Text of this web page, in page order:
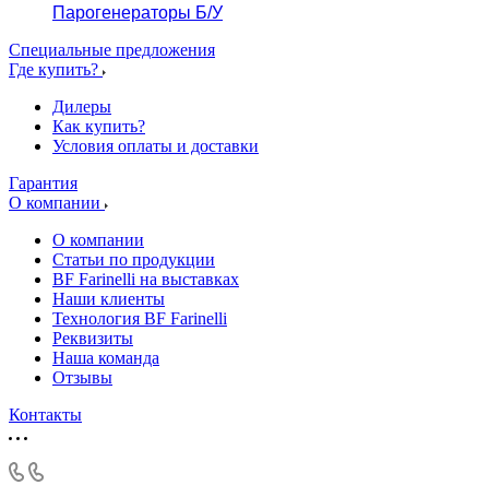
Парогенераторы Б/У
Специальные предложения
Где купить?
Дилеры
Как купить?
Условия оплаты и доставки
Гарантия
О компании
О компании
Статьи по продукции
BF Farinelli на выставках
Наши клиенты
Технология BF Farinelli
Реквизиты
Наша команда
Отзывы
Контакты